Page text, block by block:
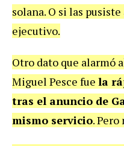
solana. O si las
ejecutivo.
Otro dato que alarmó
Miguel Pesce fue la
tras el anuncio de
mismo servicio.